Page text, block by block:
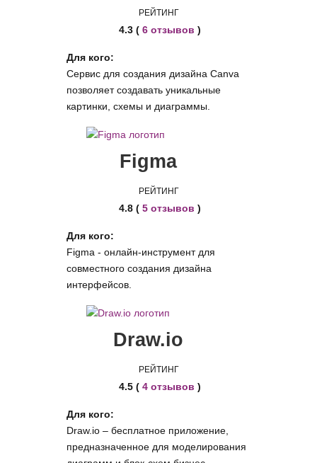
РЕЙТИНГ
4.3 ( 6 отзывов )
Для кого:
Сервис для создания дизайна Canva
позволяет создавать уникальные
картинки, схемы и диаграммы.
Figma
РЕЙТИНГ
4.8 ( 5 отзывов )
Для кого:
Figma - онлайн-инструмент для
совместного создания дизайна
интерфейсов.
Draw.io
РЕЙТИНГ
4.5 ( 4 отзывов )
Для кого:
Draw.io – бесплатное приложение,
предназначенное для моделирования